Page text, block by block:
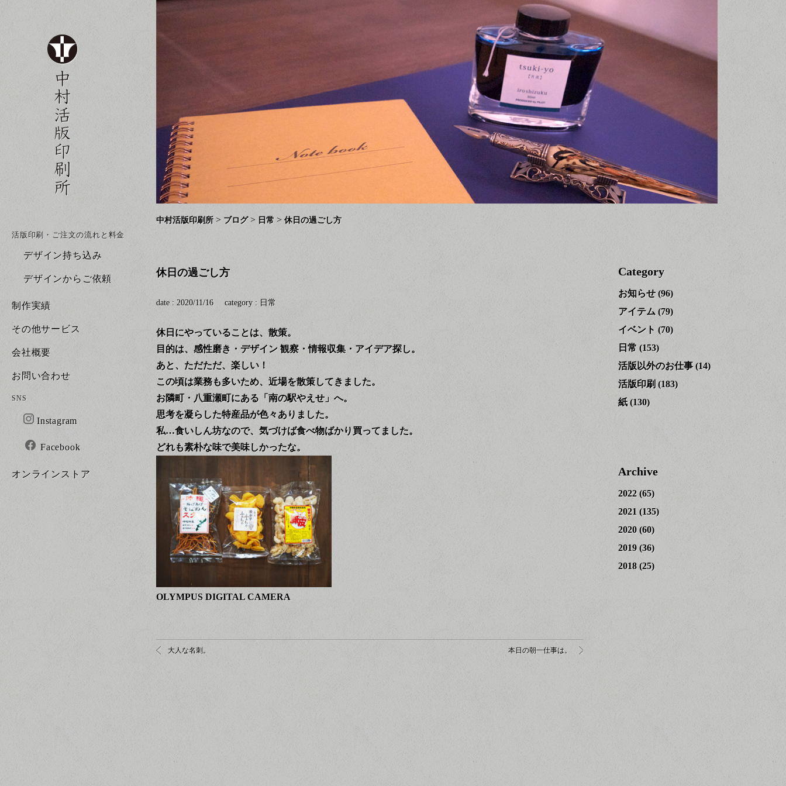
活版印刷・ご注文の流れと料金
デザイン持ち込み
デザインからご依頼
制作実績
その他サービス
会社概要
お問い合わせ
SNS
Instagram
Facebook
オンラインストア
中村活版印刷所> ブログ> 日常 >休日の過ごし方
休日の過ごし方
date : 2020/11/16 category : 日常
休日にやっていることは、散策。
目的は、感性磨き・デザイン 観察・情報収集・アイデア探し。
あと、ただただ、楽しい！
この頃は業務も多いため、近場を散策してきました。
お隣町・八重瀬町にある「南の駅やえせ」へ。
思考を凝らした特産品が色々ありました。
私…食いしん坊なので、気づけば食べ物ばかり買ってました。
どれも素朴な味で美味しかったな。
OLYMPUS DIGITAL CAMERA
大人な名刺。 本日の朝一仕事は。
Category
お知らせ(96)
アイテム (79)
イベント (70)
日常 (153)
活版以外のお仕事(14)
活版印刷 (183)
紙(130)
Archive
2022 (65)
2021 (135)
2020 (60)
2019 (36)
2018 (25)